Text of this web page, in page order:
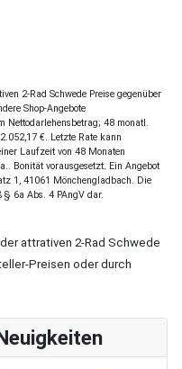
2-Rad Schwede Preise gegenüber
Shop-Angebote
Nettodarlehensbetrag; 48 monatl.
€. Letzte Rate kann
Laufzeit von 48 Monaten
Bonität vorausgesetzt. Ein Angebot
1, 41061 Mönchengladbach. Die
6a Abs. 4 PAngV dar.
attrativen 2-Rad Schwede
Preisen oder durch